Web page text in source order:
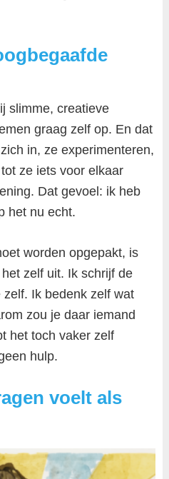
slimme, creatieve
graag zelf op. En dat
in, ze experimenteren,
ze iets voor elkaar
Dat gevoel: ik heb
het nu echt.
worden opgepakt, is
zelf uit. Ik schrijf de
Ik bedenk zelf wat
zou je daar iemand
het toch vaker zelf
hulp.
voelt als